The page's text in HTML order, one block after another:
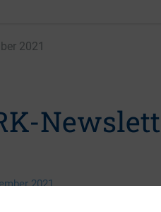
2021
2021